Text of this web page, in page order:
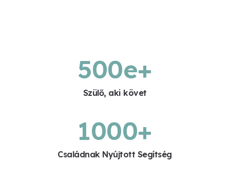
500e+
Szülő, aki követ
1000+
Családnak Nyújtott Segítség